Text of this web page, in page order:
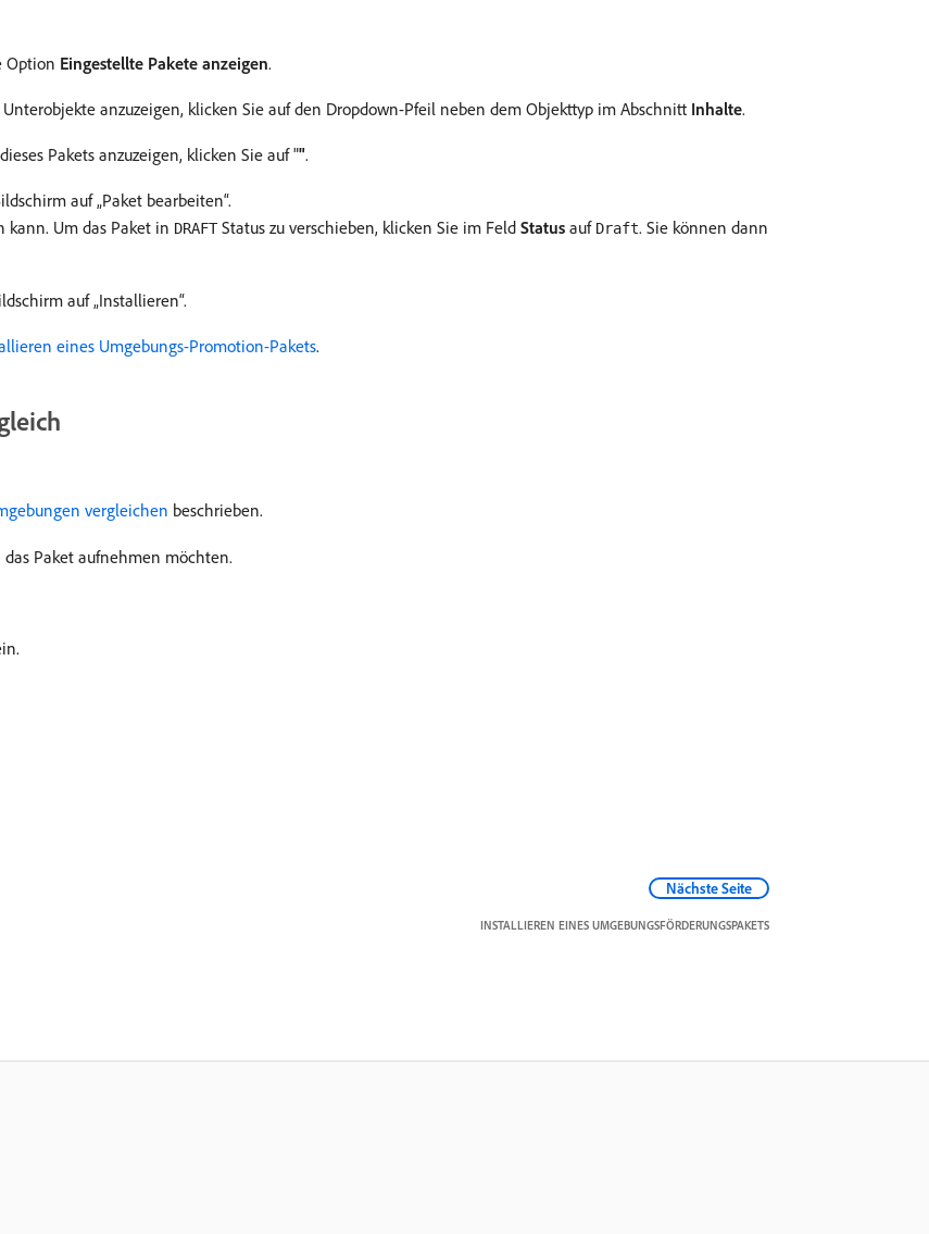
Option Eingestellte Pakete anzeigen.
anzuzeigen, klicken Sie auf den Dropdown-Pfeil neben dem Objekttyp im Abschnitt Inhalte.
Pakets anzuzeigen, klicken Sie auf "".
auf „Paket bearbeiten“.
Um das Paket in DRAFTStatus zu verschieben, klicken Sie im Feld Status auf Draft. Sie können dann
auf „Installieren“.
eines Umgebungs-Promotion-Pakets.
vergleichen beschrieben.
Paket aufnehmen möchten.
Nächste Seite
INSTALLIEREN EINES UMGEBUNGSFÖRDERUNGSPAKETS